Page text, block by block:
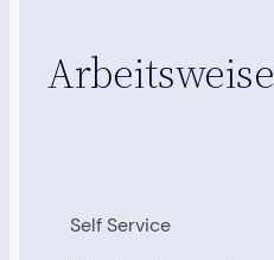
Arbeitsweise
Self Service